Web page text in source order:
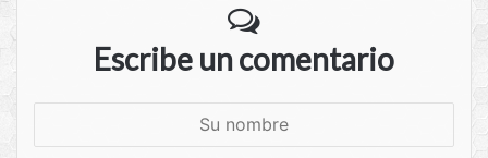
Escribe un comentario